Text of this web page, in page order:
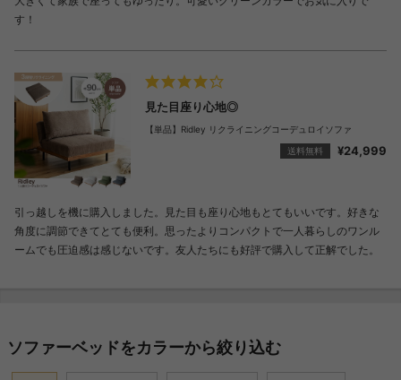
す！
見た目座り心地◎
【単品】Ridley リクライニングコーデュロイソファ
送料無料
¥24,999
引っ越しを機に購入しました。見た目も座り心地もとてもいいです。好きな
角度に調節できてとても便利。思ったよりコンパクトで一人暮らしのワンル
ームでも圧迫感は感じないです。友人たちにも好評で購入して正解でした。
ソファーベッドをカラーから絞り込む